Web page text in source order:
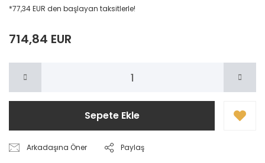
*77,34 EUR den başlayan taksitlerle!
714,84 EUR
Sepete Ekle
Arkadaşına Öner Paylaş